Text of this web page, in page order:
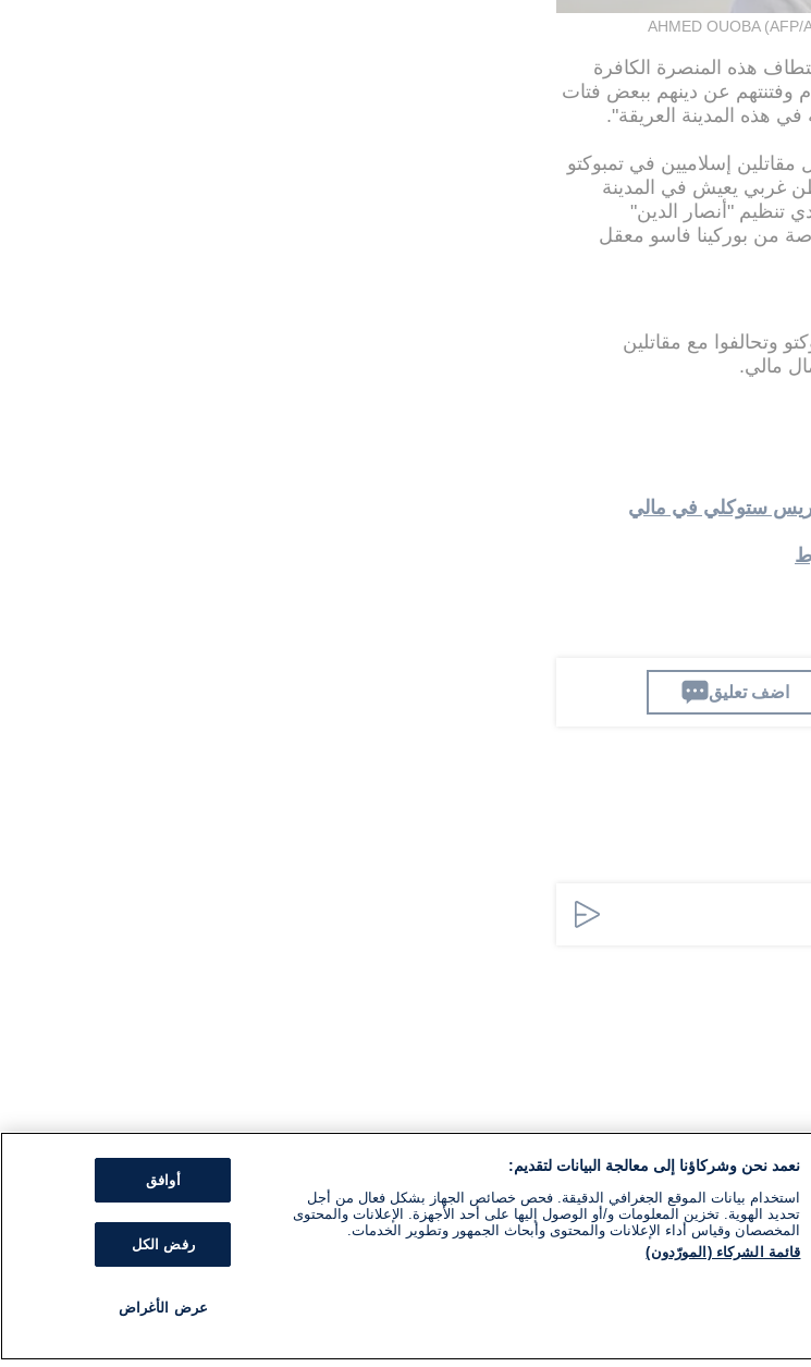
AHMED OUOBA (AFP/
هذه المنصرة الكافرة
وفتنتهم عن دينهم ببعض فتات
هذه المدينة العريقة".
إسلاميين في تمبوكتو
آخر مواطن غربي يعيش في المدينة
تنظيم "أنصار الدين"
من بوركينا فاسو معقل
وتحالفوا مع مقاتلين
مالي.
ستوكلي في مالي
اضف تعليق
نعمد نحن وشركاؤنا إلى معالجة البيانات لتقديم:
استخدام بيانات الموقع الجغرافي الدقيقة. فحص خصائص الجهاز بشكل فعال من أجل
تحديد الهوية. تخزين المعلومات و/أو الوصول إليها على أحد الأجهزة. الإعلانات والمحتوى
المخصصان وقياس أداء الإعلانات والمحتوى وأبحاث الجمهور وتطوير الخدمات.
قائمة الشركاء (المورّدون)
أوافق
رفض الكل
عرض الأغراض